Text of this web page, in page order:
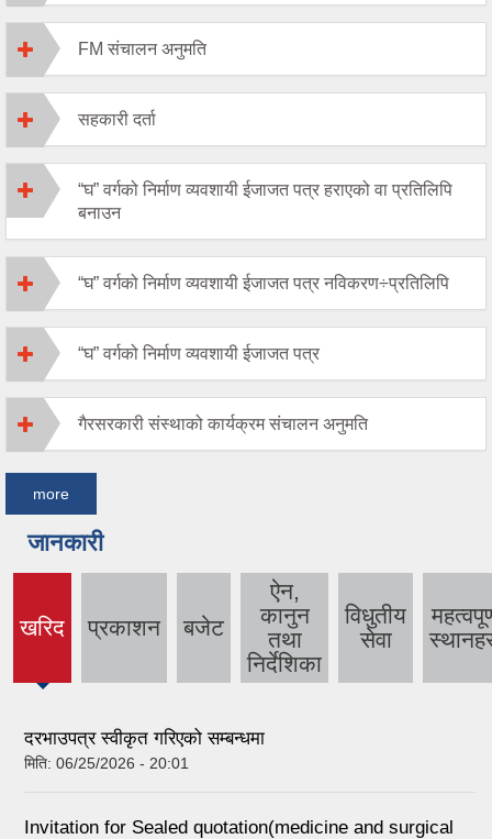
FM संचालन अनुमति
सहकारी दर्ता
“घ” वर्गको निर्माण व्यवशायी ईजाजत पत्र हराएको वा प्रतिलिपि
बनाउन
“घ” वर्गको निर्माण व्यवशायी ईजाजत पत्र नविकरण÷प्रतिलिपि
“घ” वर्गको निर्माण व्यवशायी ईजाजत पत्र
गैरसरकारी संस्थाको कार्यक्रम संचालन अनुमति
more
जानकारी
खरिद
(active
प्रकाशन बजेट
ऐन,
कानुन
तथा
निर्देशिका
विधुतीय
सेवा
दरभाउपत्र स्वीकृत गरिएको सम्बन्धमा
मिति: 06/25/2026 - 20:01
Invitation for Sealed quotation(medicine and surgical